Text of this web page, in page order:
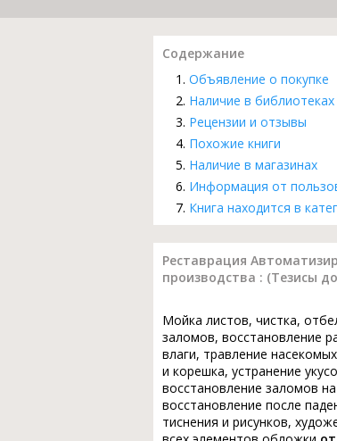
Содержание
Объявление о покупке
Наличие в библиотеках
Рецензии и отзывы
Похожие книги
Наличие в магазинах
Информация от
Книга находится в
Реставрация
производства : (Тезисы
Мойка листов, чистка,
заломов, восстановление
влаги, травление
и корешка, устранение
восстановление заломов
восстановление после
тиснения и рисунков,